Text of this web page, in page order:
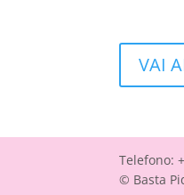
VAI
Telefono:
© Basta